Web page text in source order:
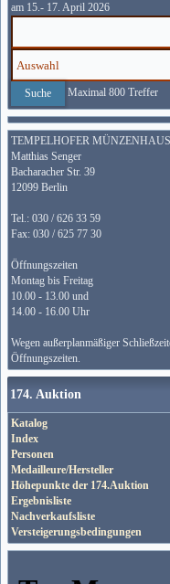
am 15.- 17. April 2026
Maximal 800 Treffer
TEMPELHOFER MÜNZENHAUS
Matthias Senger
Bacharacher Str. 39
12099 Berlin
Tel.: 030 / 626 33 59
Fax: 030 / 625 77 30
Öffnungszeiten
Montag bis Freitag
10.00 - 13.00 und
14.00 - 16.00 Uhr
Wegen außerplanmäßiger
Öffnungszeiten.
174. Auktion
Katalog
Index
Personen
Medailleure/Hersteller
Höhepunkte der 174.Auktion
Ergebnisliste
Nachverkaufsliste
Versteigerungsbedingungen